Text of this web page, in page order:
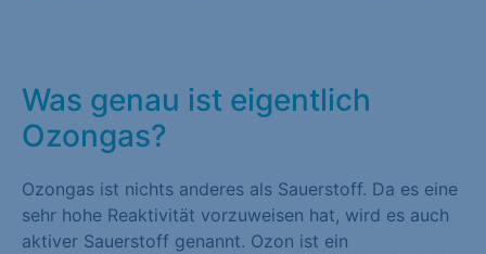
Was genau ist eigentlich
Ozongas?
Ozongas ist nichts anderes als Sauerstoff. Da es eine
sehr hohe Reaktivität vorzuweisen hat, wird es auch
aktiver Sauerstoff genannt. Ozon ist ein